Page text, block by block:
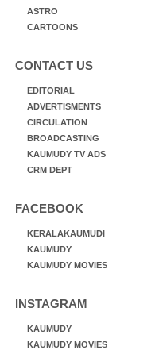
ASTRO
CARTOONS
CONTACT US
EDITORIAL
ADVERTISMENTS
CIRCULATION
BROADCASTING
KAUMUDY TV ADS
CRM DEPT
FACEBOOK
KERALAKAUMUDI
KAUMUDY
KAUMUDY MOVIES
INSTAGRAM
KAUMUDY
KAUMUDY MOVIES